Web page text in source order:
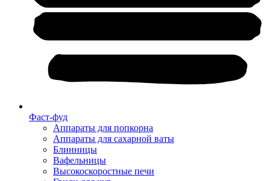
Фаст-фуд
Аппараты для попкорна
Аппараты для сахарной ваты
Блинницы
Вафельницы
Высокоскоростные печи